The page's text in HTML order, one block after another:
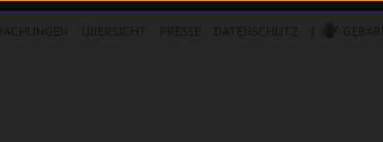
Forschung